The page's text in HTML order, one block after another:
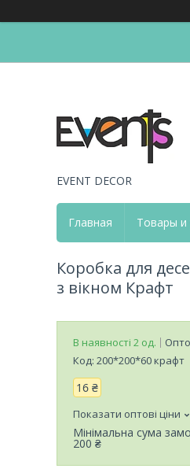
EVENT DECOR
Главная Товары и
Коробка для
з вікном Крафт
В наявності 2 од.
Код: 200*200*60 крафт
16 ₴
Показати оптові ціни
Мінімальна сума
200 ₴